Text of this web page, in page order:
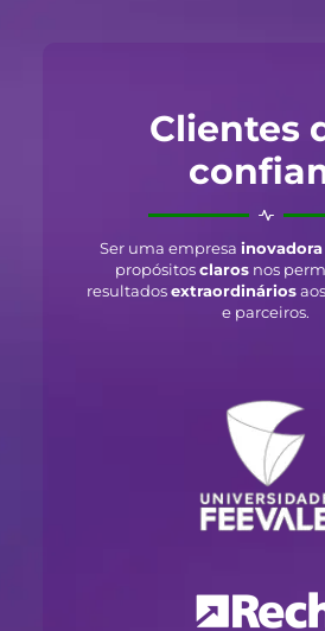
Clientes
Ser uma empresa inovadora
propósitosclarosnos
resultadosextraordinários
e parceiros.